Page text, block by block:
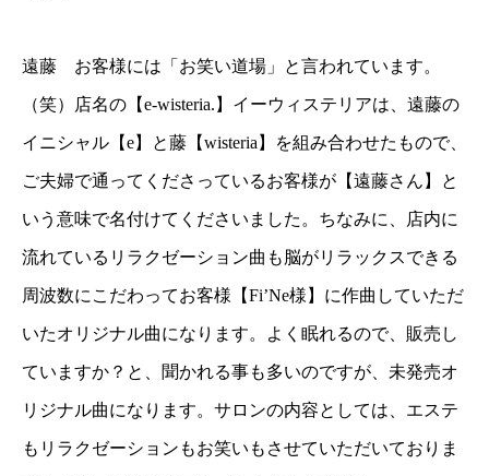
遠藤 お客様には「お笑い道場」と言われています。
（笑）店名の【e-wisteria.】イーウィステリアは、遠藤の
イニシャル【e】と藤【wisteria】を組み合わせたもので、
ご夫婦で通ってくださっているお客様が【遠藤さん】と
いう意味で名付けてくださいました。ちなみに、店内に
流れているリラクゼーション曲も脳がリラックスできる
周波数にこだわってお客様【Fi’Ne様】に作曲していただ
いたオリジナル曲になります。よく眠れるので、販売し
ていますか？と、聞かれる事も多いのですが、未発売オ
リジナル曲になります。サロンの内容としては、エステ
もリラクゼーションもお笑いもさせていただいておりま